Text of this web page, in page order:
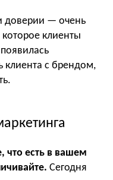
доверии — очень
клиенты
клиента с брендом,
что есть в вашем
Сегодня